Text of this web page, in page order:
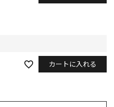
カートに入れる